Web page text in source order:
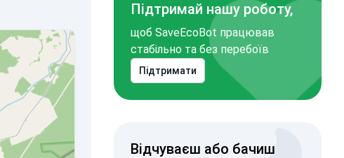
Підтримай нашу роботу,
щоб SaveEcoBot працював
стабільно та без перебоїв
Підтримати
Відчуваєш або бачиш